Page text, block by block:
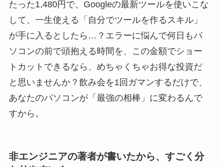
たった1,480円で、Googleの最新ツールを使いこな
して、一生使える「自分でツールを作るスキル」
が手に入るとしたら…？エラーに悩んで何日もパ
ソコンの前で頭抱える時間を、この金額でショー
トカットできるなら、めちゃくちゃお得な投資だ
と思いませんか？飲み会を1回ガマンするだけで、
あなたのパソコンが「最強の相棒」に変わるんで
すから。
非エンジニアの著者が書いたから、すごく分